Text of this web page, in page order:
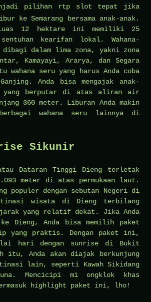
pilihan rtp slot tepat jika
ke Semarang bersama anak-anak.
12 hektare ini memiliki 25
sentuhan kearifan lokal. Wahana-
dibagi dalam lima zona, yakni zona
Kamayayi, Ararya, dan Segara
wahana seru yang harus Anda coba
Anda bisa mengajak anak-
yang berputar di atas aliran air
360 meter. Liburan Anda makin
wahana seru lainnya di
Sikunir
Dataran Tinggi Dieng terletak
meter di atas permukaan laut.
populer dengan sebutan Negeri di
wisata di Dieng terbilang
jarak yang relatif dekat. Jika Anda
Dieng, Anda bisa memilih paket
yang praktis. Dengan paket ini,
hari dengan sunrise di Bukit
itu, Anda akan diajak berkunjung
lain, seperti Kawah Sikidang
Mencicipi mi ongklok khas
highlight paket ini, lho!